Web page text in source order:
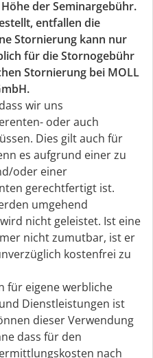
der Seminargebühr.
entfallen die
Stornierung kann nur
für die Stornogebühr
Stornierung bei MOLL
wir uns
oder auch
Dies gilt auch für
es aufgrund einer zu
oder einer
gerechtfertigt ist.
umgehend
nicht geleistet. Ist eine
nicht zumutbar, ist er
kostenfrei zu
für eigene werbliche
Dienstleistungen ist
dieser Verwendung
dass für den
nach